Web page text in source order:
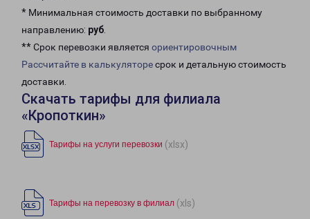
* Минимальная стоимость доставки по выбранному
направлению: руб.
** Срок перевозки является ориентировочным
Рассчитайте в калькуляторесрок и детальную стоимость
доставки.
Скачать тарифы для филиала
«Кропоткин»
Тарифы на услуги перевозки (xlsx)
Тарифы на перевозку в филиал (xls)